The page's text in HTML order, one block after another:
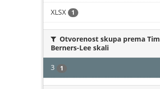
XLSX 1
Otvorenost skupa prema Tim
Berners-Lee skali
3 1